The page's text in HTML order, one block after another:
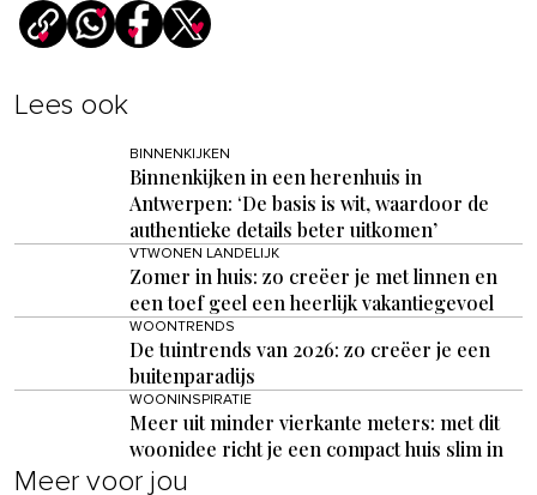
Lees ook
BINNENKIJKEN
Binnenkijken in een herenhuis in
Antwerpen: ‘De basis is wit, waardoor de
authentieke details beter uitkomen’
VTWONEN LANDELIJK
Zomer in huis: zo creëer je met linnen en
een toef geel een heerlijk vakantiegevoel
WOONTRENDS
De tuintrends van 2026: zo creëer je een
buitenparadijs
WOONINSPIRATIE
Meer uit minder vierkante meters: met dit
woonidee richt je een compact huis slim in
Meer voor jou